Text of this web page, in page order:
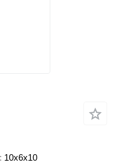
10x6x10